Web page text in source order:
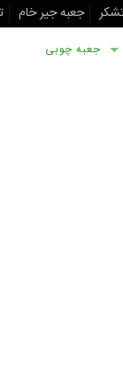
جعبه جیر خام
جعبه چوبی